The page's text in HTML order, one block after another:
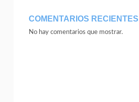
COMENTARIOS RECIENTES
No hay comentarios que mostrar.